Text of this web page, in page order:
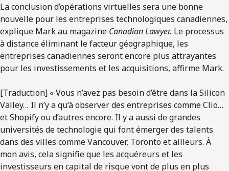
La conclusion d’opérations virtuelles sera une bonne
nouvelle pour les entreprises technologiques canadiennes,
explique Mark au magazine Canadian Lawyer. Le processus
à distance éliminant le facteur géographique, les
entreprises canadiennes seront encore plus attrayantes
pour les investissements et les acquisitions, affirme Mark.
[Traduction] « Vous n’avez pas besoin d’être dans la Silicon
Valley… Il n’y a qu’à observer des entreprises comme Clio…
et Shopify ou d’autres encore. Il y a aussi de grandes
universités de technologie qui font émerger des talents
dans des villes comme Vancouver, Toronto et ailleurs. À
mon avis, cela signifie que les acquéreurs et les
investisseurs en capital de risque vont de plus en plus